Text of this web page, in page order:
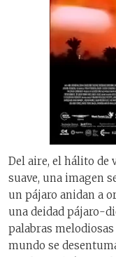
Del aire, el hálito de
suave, una imagen
un pájaro anidan a
una deidad pájaro-
palabras
mundo se